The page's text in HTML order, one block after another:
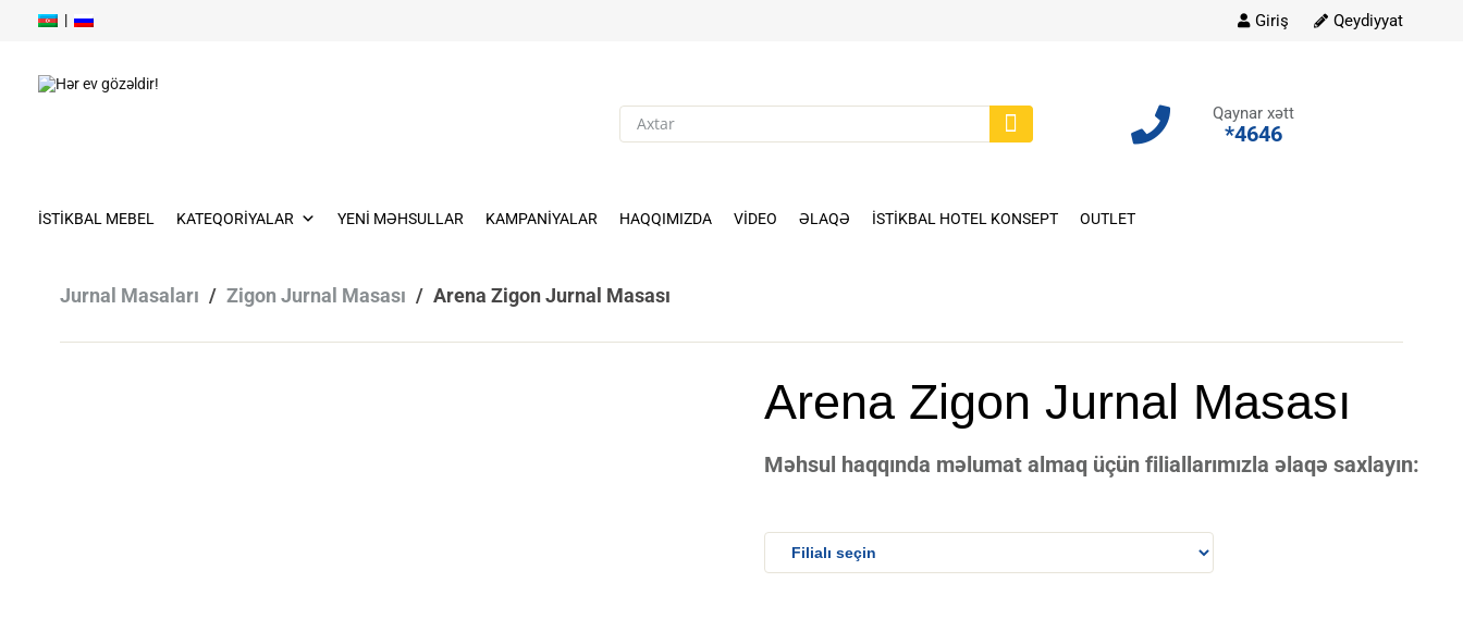
|
Giriş Qeydiyyat
Qaynar xətt
*4646
to
İSTIKBAL MEBEL KATEQORIYALAR YENI MƏHSULLAR KAMPANIYALAR HAQQIMIZDA VIDEO ƏLAQƏ İSTIKBAL HOTEL KONSEPT OUTLET
Jurnal Masaları / Zigon Jurnal Masası / Arena Zigon Jurnal Masası
Arena Zigon Jurnal Masası
Məhsul haqqında məlumat almaq üçün filiallarımızla əlaqə saxlayın: